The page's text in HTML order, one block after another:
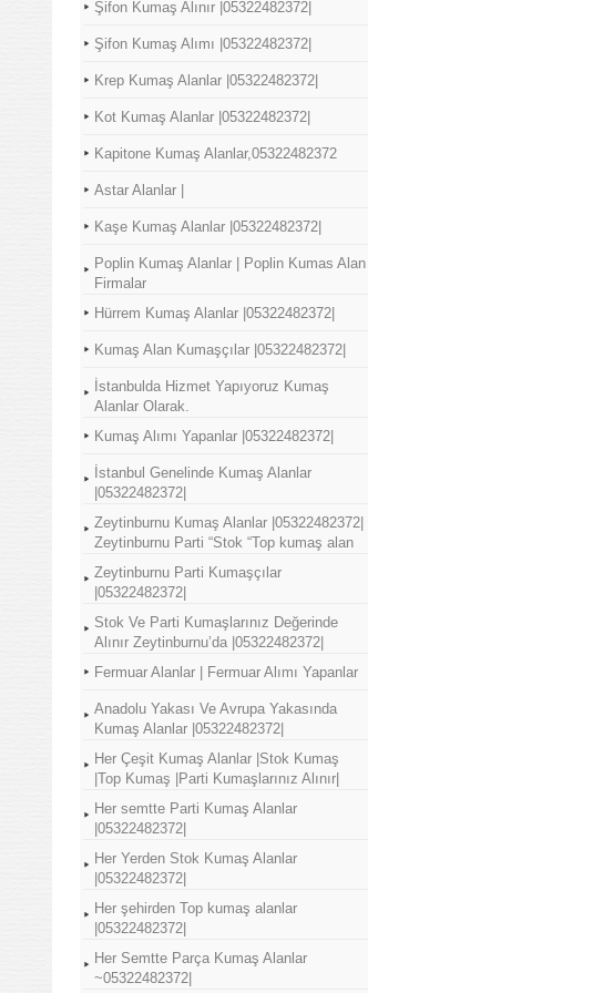
Şifon Kumaş Alınır |05322482372|
Şifon Kumaş Alımı |05322482372|
Krep Kumaş Alanlar |05322482372|
Kot Kumaş Alanlar |05322482372|
Kapitone Kumaş Alanlar,05322482372
Astar Alanlar |
Kaşe Kumaş Alanlar |05322482372|
Poplin Kumaş Alanlar | Poplin Kumas Alan
Firmalar
Hürrem Kumaş Alanlar |05322482372|
Kumaş Alan Kumaşçılar |05322482372|
İstanbulda Hizmet Yapıyoruz Kumaş
Alanlar Olarak.
Kumaş Alımı Yapanlar |05322482372|
İstanbul Genelinde Kumaş Alanlar
|05322482372|
Zeytinburnu Kumaş Alanlar |05322482372|
Zeytinburnu Parti “Stok “Top kumaş alan
Zeytinburnu Parti Kumaşçılar
|05322482372|
Stok Ve Parti Kumaşlarınız Değerinde
Alınır Zeytinburnu’da |05322482372|
Fermuar Alanlar | Fermuar Alımı Yapanlar
Anadolu Yakası Ve Avrupa Yakasında
Kumaş Alanlar |05322482372|
Her Çeşit Kumaş Alanlar |Stok Kumaş
|Top Kumaş |Parti Kumaşlarınız Alınır|
Her semtte Parti Kumaş Alanlar
|05322482372|
Her Yerden Stok Kumaş Alanlar
|05322482372|
Her şehirden Top kumaş alanlar
|05322482372|
Her Semtte Parça Kumaş Alanlar
~05322482372|